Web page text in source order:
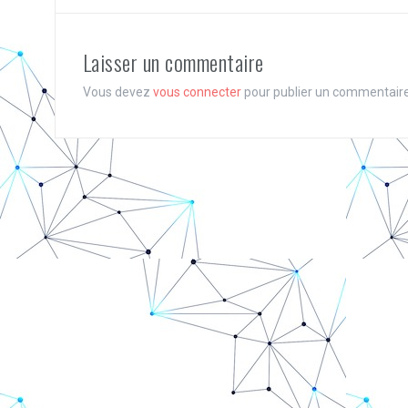
Laisser un commentaire
Vous devez vous connecterpour publier un